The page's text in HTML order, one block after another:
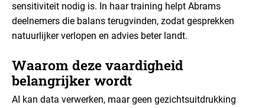
sensitiviteit nodig is. In haar training helpt Abrams
deelnemers die balans terugvinden, zodat gesprekken
natuurlijker verlopen en advies beter landt.
Waarom deze vaardigheid
belangrijker wordt
AI kan data verwerken, maar geen gezichtsuitdrukking